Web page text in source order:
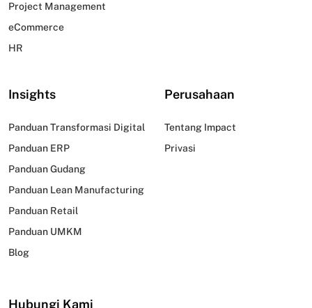
Project Management
eCommerce
HR
Insights
Panduan Transformasi Digital
Panduan ERP
Panduan Gudang
Panduan Lean Manufacturing
Panduan Retail
Panduan UMKM
Blog
Perusahaan
Tentang Impact
Privasi
Hubungi Kami